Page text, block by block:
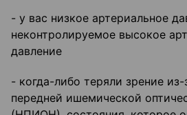
- у вас низкое артериальное
неконтролируемое высокое
давление
- когда-либо теряли зрение
передней ишемической